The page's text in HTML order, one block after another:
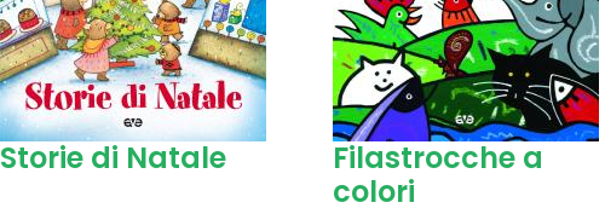
Storie di Natale
Filastrocche a
colori